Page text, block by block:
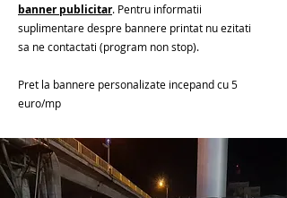
banner publicitar. Pentru informatii
suplimentare despre bannere printat nu ezitati
sa ne contactati (program non stop).
Pret la bannere personalizate incepand cu 5
euro/mp